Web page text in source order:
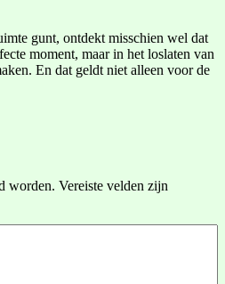
gunt, ontdekt misschien wel dat
moment, maar in het loslaten van
En dat geldt niet alleen voor de
worden. Vereiste velden zijn